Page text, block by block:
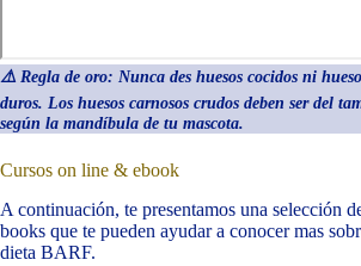
⚠️ Regla de oro: Nunca des huesos cocidos ni
duros. Los huesos carnosos crudos deben ser del
según la mandíbula de tu mascota.
Cursos on line & ebook
A continuación, te presentamos una selección
books que te pueden ayudar a conocer mas
dieta BARF.